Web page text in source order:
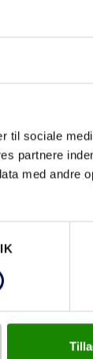
til sociale
partnere
med andre